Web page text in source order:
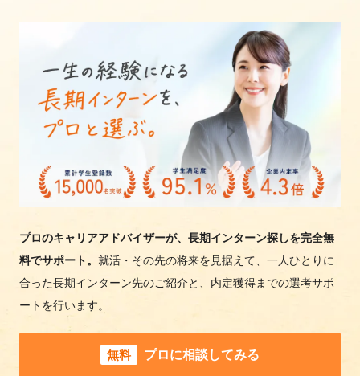
プロのキャリアアドバイザーが、長期インターン探しを完全無
料でサポート。 就活・その先の将来を見据えて、一人ひとりに
合った長期インターン先のご紹介と、内定獲得までの選考サポ
ートを行います。
無料 プロに相談してみる